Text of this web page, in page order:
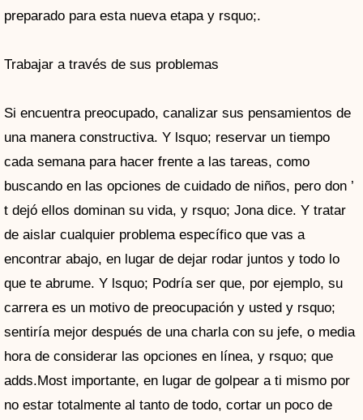
preparado para esta nueva etapa y rsquo;.
Trabajar a través de sus problemas
Si encuentra preocupado, canalizar sus pensamientos de
una manera constructiva. Y lsquo; reservar un tiempo
cada semana para hacer frente a las tareas, como
buscando en las opciones de cuidado de niños, pero don ’
t dejó ellos dominan su vida, y rsquo; Jona dice. Y tratar
de aislar cualquier problema específico que vas a
encontrar abajo, en lugar de dejar rodar juntos y todo lo
que te abrume. Y lsquo; Podría ser que, por ejemplo, su
carrera es un motivo de preocupación y usted y rsquo;
sentiría mejor después de una charla con su jefe, o media
hora de considerar las opciones en línea, y rsquo; que
adds.Most importante, en lugar de golpear a ti mismo por
no estar totalmente al tanto de todo, cortar un poco de